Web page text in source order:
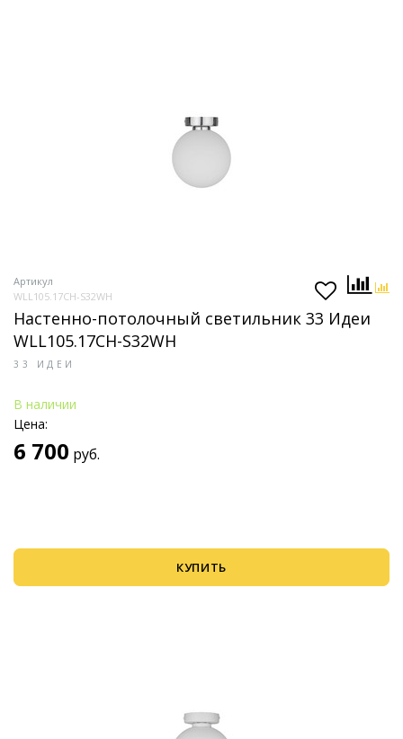
Артикул
WLL105.17CH-S32WH
Настенно-потолочный светильник 33 Идеи
WLL105.17CH-S32WH
33 ИДЕИ
В наличии
Цена:
6 700 руб.
КУПИТЬ